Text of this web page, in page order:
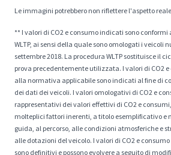
Le immagini potrebbero non riflettere l'aspetto
** I valori di CO2 e consumo indicati sono
WLTP, ai sensi della quale sono omologati i veicoli
settembre 2018. La procedura WLTP sostituisce il
prova precedentemente utilizzata. I valori di CO2
alla normativa applicabile sono indicati al fine di
dei dati dei veicoli. I valori omologativi di CO2 e
rappresentativi dei valori effettivi di CO2 e
molteplici fattori inerenti, a titolo esemplificativo e
guida, al percorso, alle condizioni atmosferiche e
alle dotazioni del veicolo. I valori di CO2 e
sono definitivi e possono evolvere a seguito di